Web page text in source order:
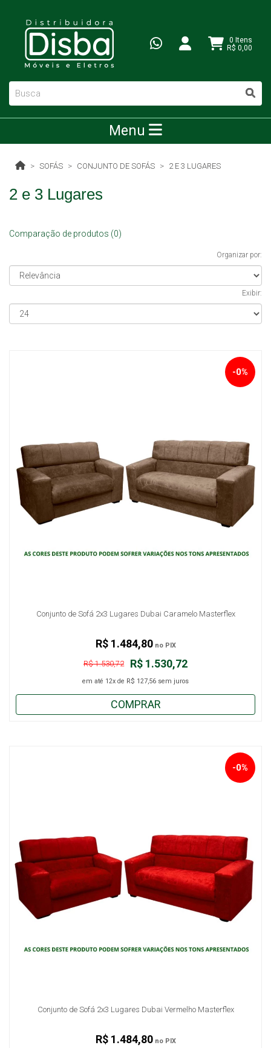
0 Itens
R$ 0,00
Menu
SOFÁS CONJUNTO DE SOFÁS 2 E 3 LUGARES
2 e 3 Lugares
Comparação de produtos (0)
Organizar por:
Exibir:
Conjunto de Sofá 2x3 Lugares Dubai Caramelo Masterflex
-0%
R$ 1.530,72
R$ 1.530,72
em até 12x de R$ 127,56 sem juros
R$ 1.484,80no PIX
COMPRAR
Conjunto de Sofá 2x3 Lugares Dubai Vermelho Masterflex
-0%
R$ 1.484,80no PIX